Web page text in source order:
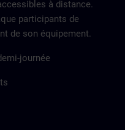
à distance.
participants de
de son équipement.
journée